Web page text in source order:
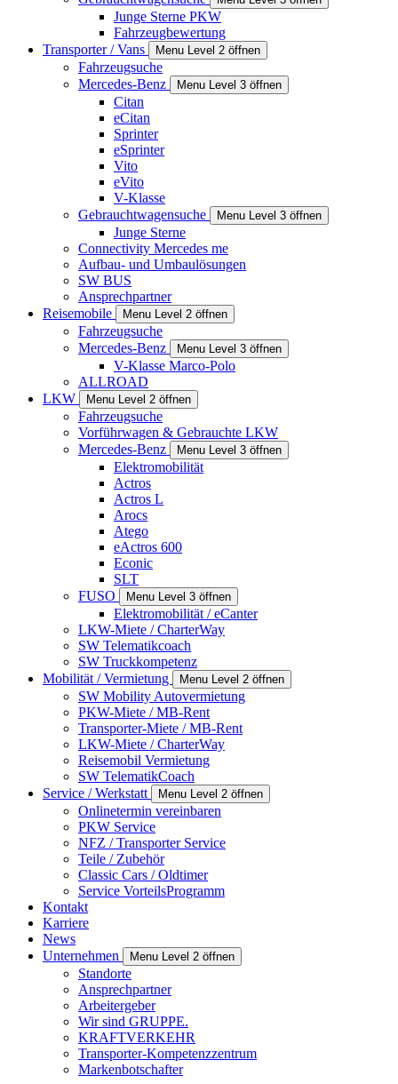
Junge Sterne PKW
Fahrzeugbewertung
Transporter / Vans
Menu Level 2 öffnen
Fahrzeugsuche
Mercedes-Benz
Menu Level 3 öffnen
Citan
eCitan
Sprinter
eSprinter
Vito
eVito
V-Klasse
Gebrauchtwagensuche
Menu Level 3 öffnen
Junge Sterne
Connectivity Mercedes me
Aufbau- und Umbaulösungen
SW BUS
Ansprechpartner
Reisemobile
Menu Level 2 öffnen
Fahrzeugsuche
Mercedes-Benz
Menu Level 3 öffnen
V-Klasse Marco-Polo
ALLROAD
LKW
Menu Level 2 öffnen
Fahrzeugsuche
Vorführwagen & Gebrauchte LKW
Mercedes-Benz
Menu Level 3 öffnen
Elektromobilität
Actros
Actros L
Arocs
Atego
eActros 600
Econic
SLT
FUSO
Menu Level 3 öffnen
Elektromobilität / eCanter
LKW-Miete / CharterWay
SW Telematikcoach
SW Truckkompetenz
Mobilität / Vermietung
Menu Level 2 öffnen
SW Mobility Autovermietung
PKW-Miete / MB-Rent
Transporter-Miete / MB-Rent
LKW-Miete / CharterWay
Reisemobil Vermietung
SW TelematikCoach
Service / Werkstatt
Menu Level 2 öffnen
Onlinetermin vereinbaren
PKW Service
NFZ / Transporter Service
Teile / Zubehör
Classic Cars / Oldtimer
Service VorteilsProgramm
Kontakt
Karriere
News
Unternehmen
Menu Level 2 öffnen
Standorte
Ansprechpartner
Arbeitergeber
Wir sind GRUPPE.
KRAFTVERKEHR
Transporter-Kompetenzzentrum
Markenbotschafter